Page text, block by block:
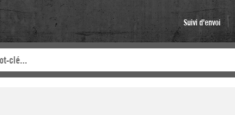
Suivi d'envoi